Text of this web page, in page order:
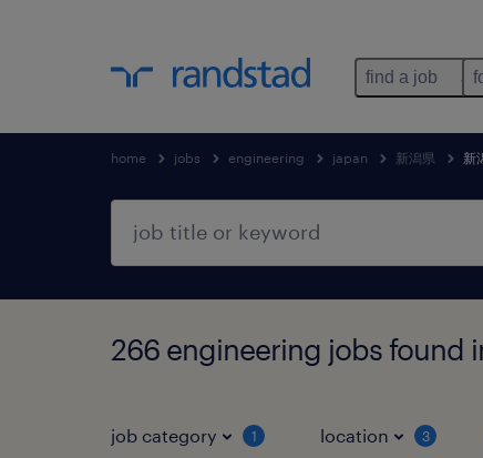
find a job
home jobs engineering japan 新潟県 新
266 engineering jobs found
job category 1 location 3